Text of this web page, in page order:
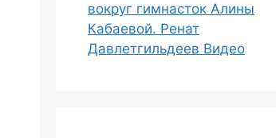
вокруг гимнасток Алины
Кабаевой. Ренат
Давлетгильдеев Видео